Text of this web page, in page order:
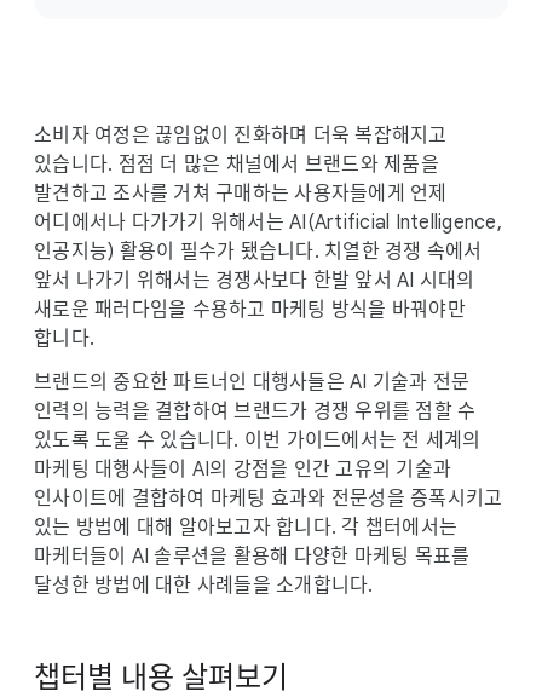
l
M
o
d
u
l
e
소비자 여정은 끊임없이 진화하며 더욱 복잡해지고
있습니다. 점점 더 많은 채널에서 브랜드와 제품을
발견하고 조사를 거쳐 구매하는 사용자들에게 언제
어디에서나 다가가기 위해서는 AI(Artificial Intelligence,
인공지능) 활용이 필수가 됐습니다. 치열한 경쟁 속에서
앞서 나가기 위해서는 경쟁사보다 한발 앞서 AI 시대의
새로운 패러다임을 수용하고 마케팅 방식을 바꿔야만
합니다.
브랜드의 중요한 파트너인 대행사들은 AI 기술과 전문
인력의 능력을 결합하여 브랜드가 경쟁 우위를 점할 수
있도록 도울 수 있습니다. 이번 가이드에서는 전 세계의
마케팅 대행사들이 AI의 강점을 인간 고유의 기술과
인사이트에 결합하여 마케팅 효과와 전문성을 증폭시키고
있는 방법에 대해 알아보고자 합니다. 각 챕터에서는
마케터들이 AI 솔루션을 활용해 다양한 마케팅 목표를
달성한 방법에 대한 사례들을 소개합니다.
챕터별 내용 살펴보기